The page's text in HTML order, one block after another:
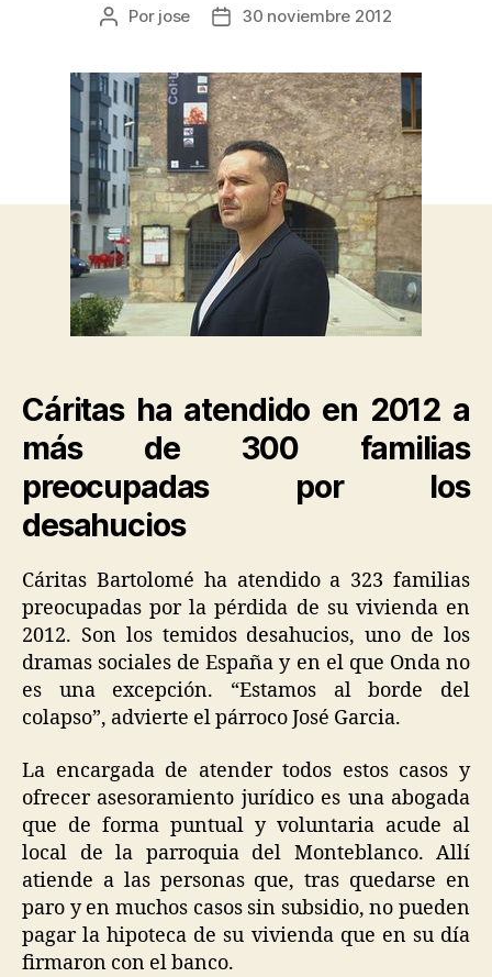
Por jose 30 noviembre 2012
Cáritas ha atendido en 2012 a
más de 300 familias
preocupadas por los
desahucios
Cáritas Bartolomé ha atendido a 323 familias
preocupadas por la pérdida de su vivienda en
2012. Son los temidos desahucios, uno de los
dramas sociales de España y en el que Onda no
es una excepción. “Estamos al borde del
colapso”, advierte el párroco José Garcia.
La encargada de atender todos estos casos y
ofrecer asesoramiento jurídico es una abogada
que de forma puntual y voluntaria acude al
local de la parroquia del Monteblanco. Allí
atiende a las personas que, tras quedarse en
paro y en muchos casos sin subsidio, no pueden
pagar la hipoteca de su vivienda que en su día
firmaron con el banco.